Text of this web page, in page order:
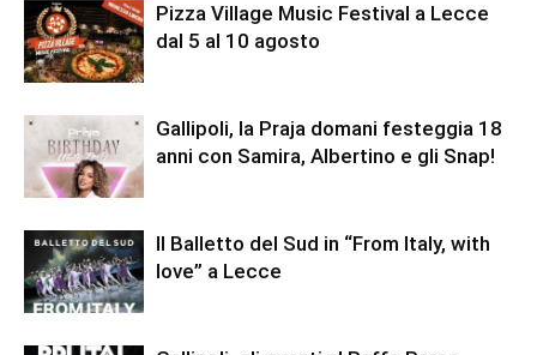
Pizza Village Music Festival a Lecce
dal 5 al 10 agosto
Gallipoli, la Praja domani festeggia 18
anni con Samira, Albertino e gli Snap!
Il Balletto del Sud in “From Italy, with
love” a Lecce